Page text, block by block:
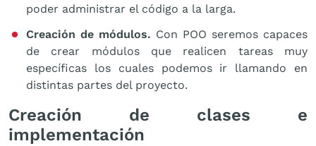
poder administrar el código a la larga.
Creación de módulos. Con POO seremos capaces
de crear módulos que realicen tareas muy
específicas los cuales podemos ir llamando en
distintas partes del proyecto.
Creación de clases e
implementación